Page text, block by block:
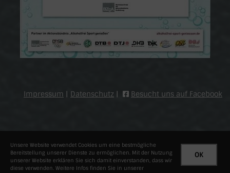
Impressum | Datenschutz | Besucht uns auf Facebook
© 2026 - TuS Brauweiler 1951 e.V.
OK
Unsere Website verwendet Cookies um eine bestmögliche
Bereitstellung unserer Dienste zu ermöglichen. Mit der Nutzung
unserer Website erklären Sie sich damit einverstanden, dass wir
diese verwenden. Weitere Infos finden Sie in unserer